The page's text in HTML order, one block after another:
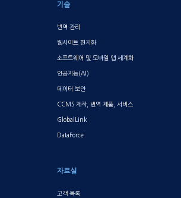
기술
번역 관리
웹사이트 현지화
소프트웨어 및 모바일 앱 세계화
인공지능(AI)
데이터 보안
CCMS 제작, 번역 제품, 서비스
GlobalLink
DataForce
자료실
고객 목록